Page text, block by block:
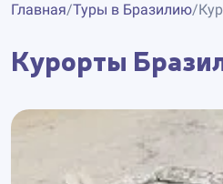
Главная/Туры в Бразилию/
Курорты